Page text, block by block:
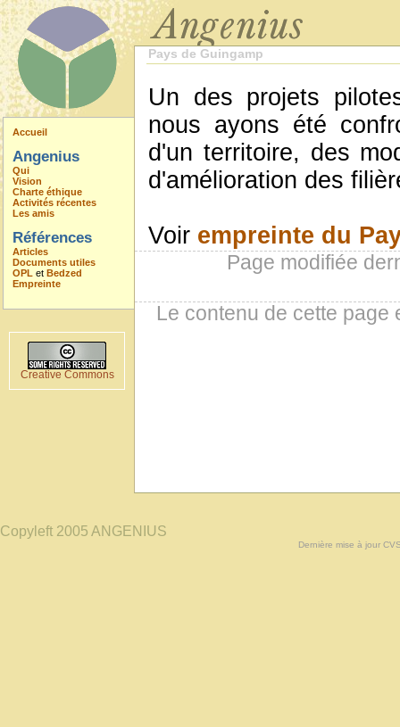
Accueil
Angenius
Qui
Vision
Charte éthique
Activités récentes
Les amis
Références
Articles
Documents utiles
OPL et Bedzed
Empreinte
Creative Commons
Pays de Guingamp
Un des projets
nous ayons été
d'un territoire, des
d'amélioration des
Voir empreinte du
Page modifiée
Le contenu de cette
Copyleft 2005 ANGENIUS
Dernière mise à jour